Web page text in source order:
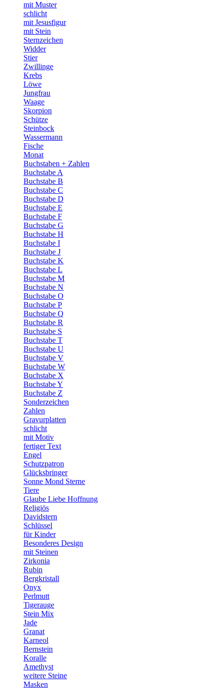
mit Muster
schlicht
mit Jesusfigur
mit Stein
Sternzeichen
Widder
Stier
Zwillinge
Krebs
Löwe
Jungfrau
Waage
Skorpion
Schütze
Steinbock
Wassermann
Fische
Monat
Buchstaben + Zahlen
Buchstabe A
Buchstabe B
Buchstabe C
Buchstabe D
Buchstabe E
Buchstabe F
Buchstabe G
Buchstabe H
Buchstabe I
Buchstabe J
Buchstabe K
Buchstabe L
Buchstabe M
Buchstabe N
Buchstabe O
Buchstabe P
Buchstabe Q
Buchstabe R
Buchstabe S
Buchstabe T
Buchstabe U
Buchstabe V
Buchstabe W
Buchstabe X
Buchstabe Y
Buchstabe Z
Sonderzeichen
Zahlen
Gravurplatten
schlicht
mit Motiv
fertiger Text
Engel
Schutzpatron
Glücksbringer
Sonne Mond Sterne
Tiere
Glaube Liebe Hoffnung
Religiös
Davidstern
Schlüssel
für Kinder
Besonderes Design
mit Steinen
Zirkonia
Rubin
Bergkristall
Onyx
Perlmutt
Tigerauge
Stein Mix
Jade
Granat
Karneol
Bernstein
Koralle
Amethyst
weitere Steine
Masken